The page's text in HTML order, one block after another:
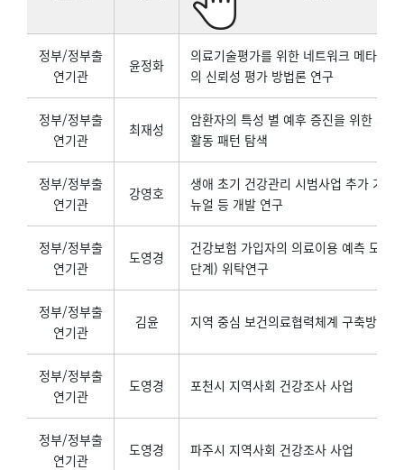
정부/정부출
연기관
윤정화
의료기술평가를 위한 네트워크 메타분석
의 신뢰성 평가 방법론 연구
정부/정부출
연기관
최재성
암환자의 특성 별 예후 증진을 위한 최적
활동 패턴 탐색
정부/정부출
연기관
강영호
생애 초기 건강관리 시범사업 추가 기본
뉴얼 등 개발 연구
정부/정부출
연기관
도영경
건강보험 가입자의 의료이용 예측 모형
단계) 위탁연구
정부/정부출
연기관
김윤 지역 중심 보건의료협력체계 구축방안
정부/정부출
연기관
도영경 포천시 지역사회 건강조사 사업
정부/정부출
연기관
도영경 파주시 지역사회 건강조사 사업